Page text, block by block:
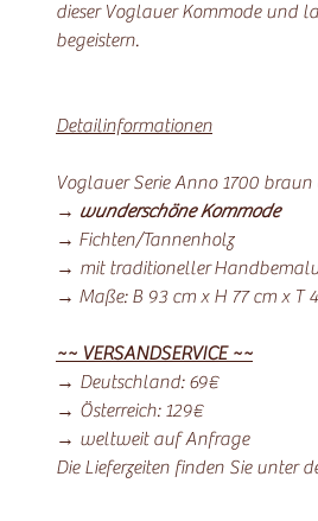
dieser Voglauer Kommode und
begeistern.
Detailinformationen
Voglauer Serie Anno 1700
→ wunderschöne Kommode
→ Fichten/Tannenholz
→ mit traditioneller
→ Maße: B 93 cm x H 77 cm x T
~~ VERSANDSERVICE ~~
→ Deutschland: 69€
→ Österreich: 129€
→ weltweit auf Anfrage
Die Lieferzeiten finden Sie unter